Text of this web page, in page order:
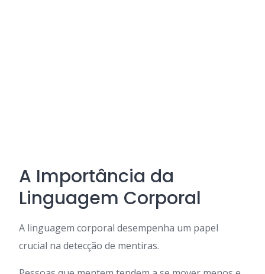
A Importância da
Linguagem Corporal
A linguagem corporal desempenha um papel
crucial na detecção de mentiras.